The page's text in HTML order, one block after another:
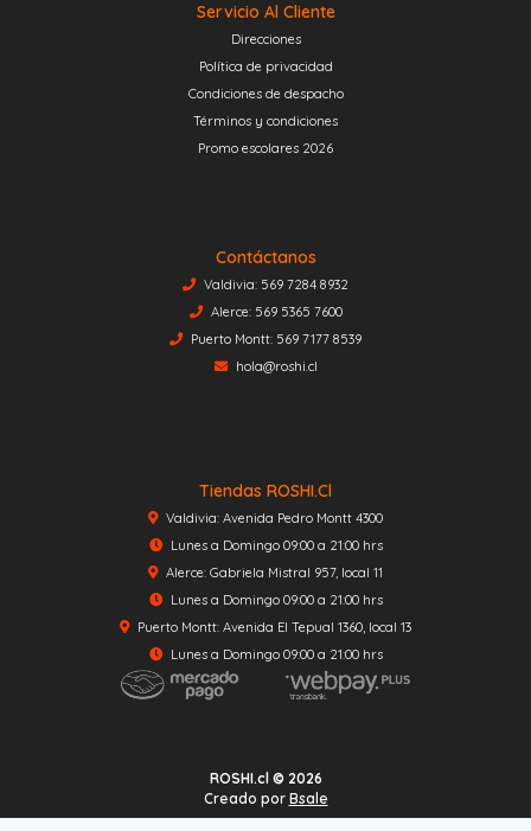
Servicio Al Cliente
Direcciones
Política de privacidad
Condiciones de despacho
Términos y condiciones
Promo escolares 2026
Contáctanos
Valdivia: 569 7284 8932
Alerce: 569 5365 7600
Puerto Montt: 569 7177 8539
hola@roshi.cl
Tiendas ROSHI.cl
Valdivia: Avenida Pedro Montt 4300
Lunes a Domingo 09:00 a 21:00 hrs
Alerce: Gabriela Mistral 957, local 11
Lunes a Domingo 09:00 a 21:00 hrs
Puerto Montt: Avenida El Tepual 1360, local 13
Lunes a Domingo 09:00 a 21:00 hrs
ROSHI.cl © 2026
Creado por Bsale